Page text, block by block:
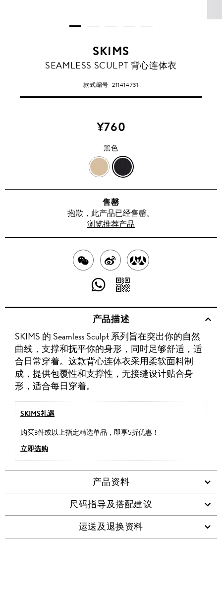
SKIMS
黑
SEAMLESS SCULPT 背心连体衣
款式编号211414731
¥760
黑色
深
米
黄
色
黑
色
售罄
抱歉，此产品已经售罄。
浏览推荐产品
分
享
WECHAT
分
享
WEIBO
分
分
享
至
WHATSAPP
享
维
码
产品描述
SKIMS 的 Seamless Sculpt 系列旨在突出你的自然
曲线，支撑和抚平你的身形，同时足够舒适，适
合日常穿着。这款背心连体衣采用柔软面料制
成，提供包覆性和支撑性，无接缝设计贴合身
形，适合每日穿着。
SKIMS礼遇
购买3件或以上指定精选单品，即享5折优惠！
立即选购.
产品资料
尺码指导及搭配建议
运送及退换资料